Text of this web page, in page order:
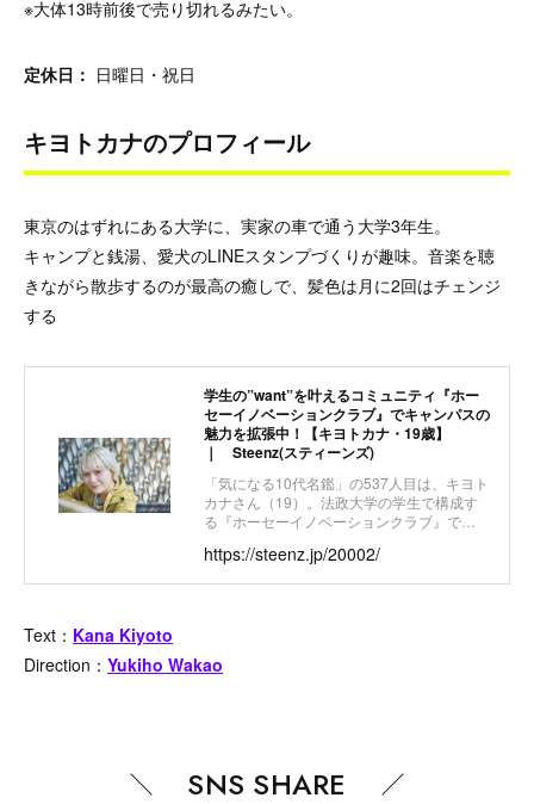
※大体13時前後で売り切れるみたい。
定休日： 日曜日・祝日
キヨトカナのプロフィール
東京のはずれにある大学に、実家の車で通う大学3年生。
キャンプと銭湯、愛犬のLINEスタンプづくりが趣味。音楽を聴
きながら散歩するのが最高の癒しで、髪色は月に2回はチェンジ
する
学生の”want”を叶えるコミュニティ『ホー
セーイノベーションクラブ』でキャンパスの
魅力を拡張中！【キヨトカナ・19歳】
｜ Steenz(スティーンズ)
「気になる10代名鑑」の537人目は、キヨト
カナさん（19）。法政大学の学生で構成す
る『ホーセーイノベーションクラブ』で…
https://steenz.jp/20002/
Text： Kana Kiyoto
Direction： Yukiho Wakao
SNS SHARE